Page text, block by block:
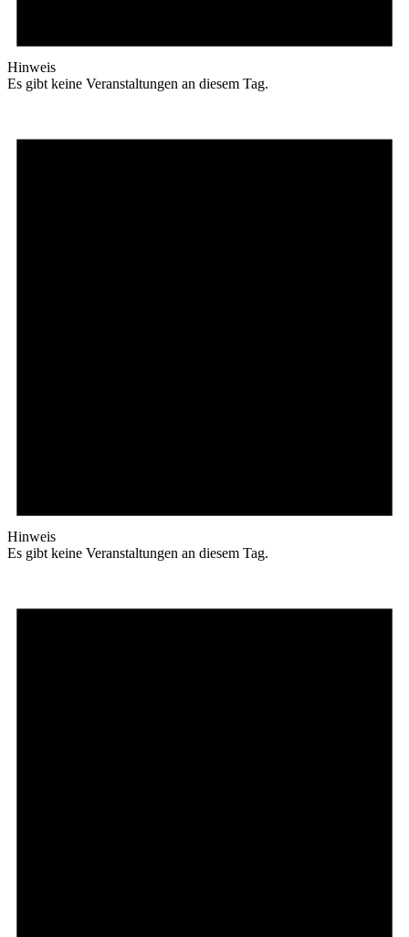
Hinweis
Es gibt keine Veranstaltungen an diesem Tag.
Hinweis
Es gibt keine Veranstaltungen an diesem Tag.